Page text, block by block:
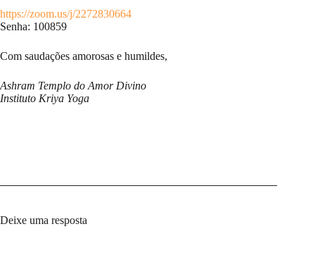
https://zoom.us/j/2272830664
Senha: 100859
Com saudações amorosas e humildes,
Ashram Templo do Amor Divino
Instituto Kriya Yoga
Deixe uma resposta